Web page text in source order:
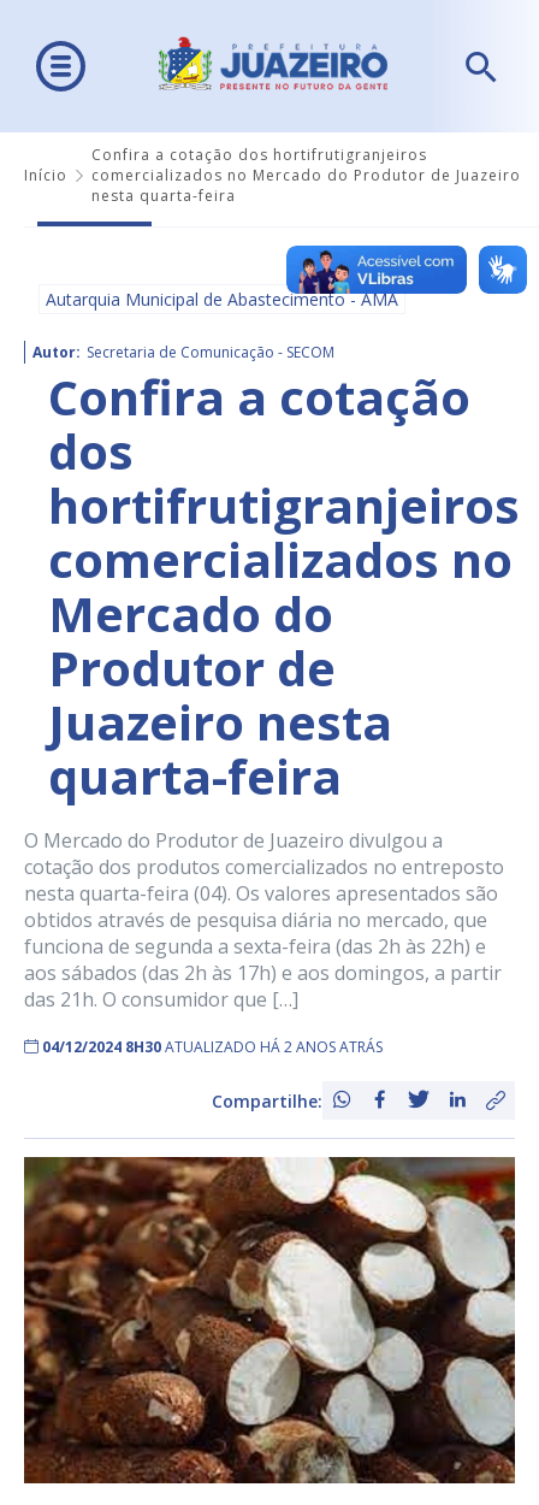
Início
Confira a cotação dos hortifrutigranjeiros
comercializados no Mercado do Produtor de Juazeiro
nesta quarta-feira
Autarquia Municipal de Abastecimento - AMA
Autor: Secretaria de Comunicação - SECOM
Confira a cotação
dos
hortifrutigranjeiros
comercializados no
Mercado do
Produtor de
Juazeiro nesta
quarta-feira
O Mercado do Produtor de Juazeiro divulgou a
cotação dos produtos comercializados no entreposto
nesta quarta-feira (04). Os valores apresentados são
obtidos através de pesquisa diária no mercado, que
funciona de segunda a sexta-feira (das 2h às 22h) e
aos sábados (das 2h às 17h) e aos domingos, a partir
das 21h. O consumidor que […]
04/12/2024 8H30ATUALIZADO HÁ 2 ANOS ATRÁS
Compartilhe: